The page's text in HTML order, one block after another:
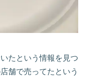
たという情報を見つ
舗で売ってたという